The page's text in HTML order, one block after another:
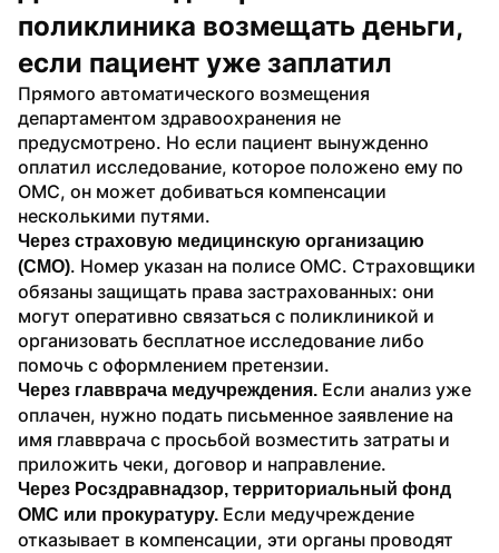
поликлиника возмещать деньги,
если пациент уже заплатил
Прямого автоматического возмещения
департаментом здравоохранения не
предусмотрено. Но если пациент вынужденно
оплатил исследование, которое положено ему по
ОМС, он может добиваться компенсации
несколькими путями.
Через страховую медицинскую организацию
(СМО). Номер указан на полисе ОМС. Страховщики
обязаны защищать права застрахованных: они
могут оперативно связаться с поликлиникой и
организовать бесплатное исследование либо
помочь с оформлением претензии.
Через главврача медучреждения. Если анализ уже
оплачен, нужно подать письменное заявление на
имя главврача с просьбой возместить затраты и
приложить чеки, договор и направление.
Через Росздравнадзор, территориальный фонд
ОМС или прокуратуру. Если медучреждение
отказывает в компенсации, эти органы проводят